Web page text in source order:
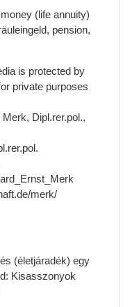
(life annuity)
pension,
is protected by
private purposes
Dipl.rer.pol.,
merk/
(életjáradék) egy
Kisasszonyok